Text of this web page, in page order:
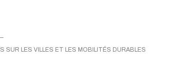
SUR LES VILLES ET LES MOBILITÉS DURABLES